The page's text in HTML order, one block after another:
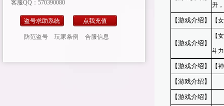
客服QQ：570390080
盗号求助系统 点我充值
防范盗号 玩家条例 合服信息
升
【游戏介绍】 【
【游戏介绍】
【
斗
【游戏介绍】 【
【游戏介绍】
【游戏介绍】